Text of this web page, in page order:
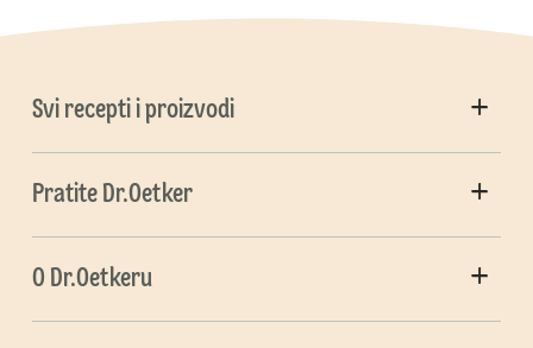
Svi recepti i proizvodi
Pratite Dr.Oetker
O Dr.Oetkeru